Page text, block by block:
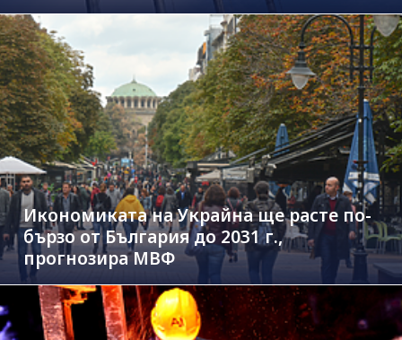
Икономиката на Украйна ще расте по-
бързо от България до 2031 г.,
прогнозира МВФ